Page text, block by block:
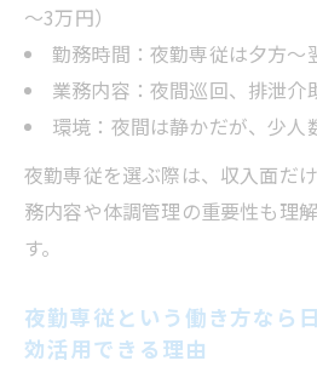
務のメリット
夜勤専従という働き方
夜勤専従という働き方
う理由
介護現場における夜勤専
夜勤専従という働き方
～3万円）
勤務時間：夜勤専従は夕方～
業務内容：夜間巡回、排泄介
環境：夜間は静かだが、少人
夜勤専従を選ぶ際は、収入面だ
務内容や体調管理の重要性も理
す。
夜勤専従という働き方なら
効活用できる理由